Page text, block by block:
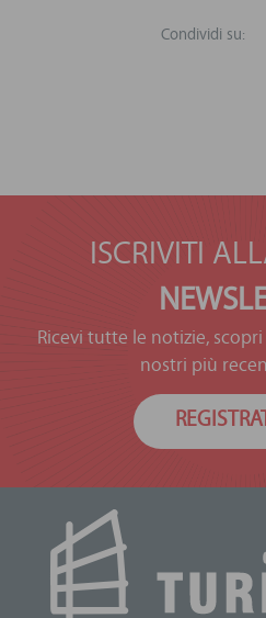
Condividi su:
ISCRIVITI
Ricevi tutte le notizie,
nostri più